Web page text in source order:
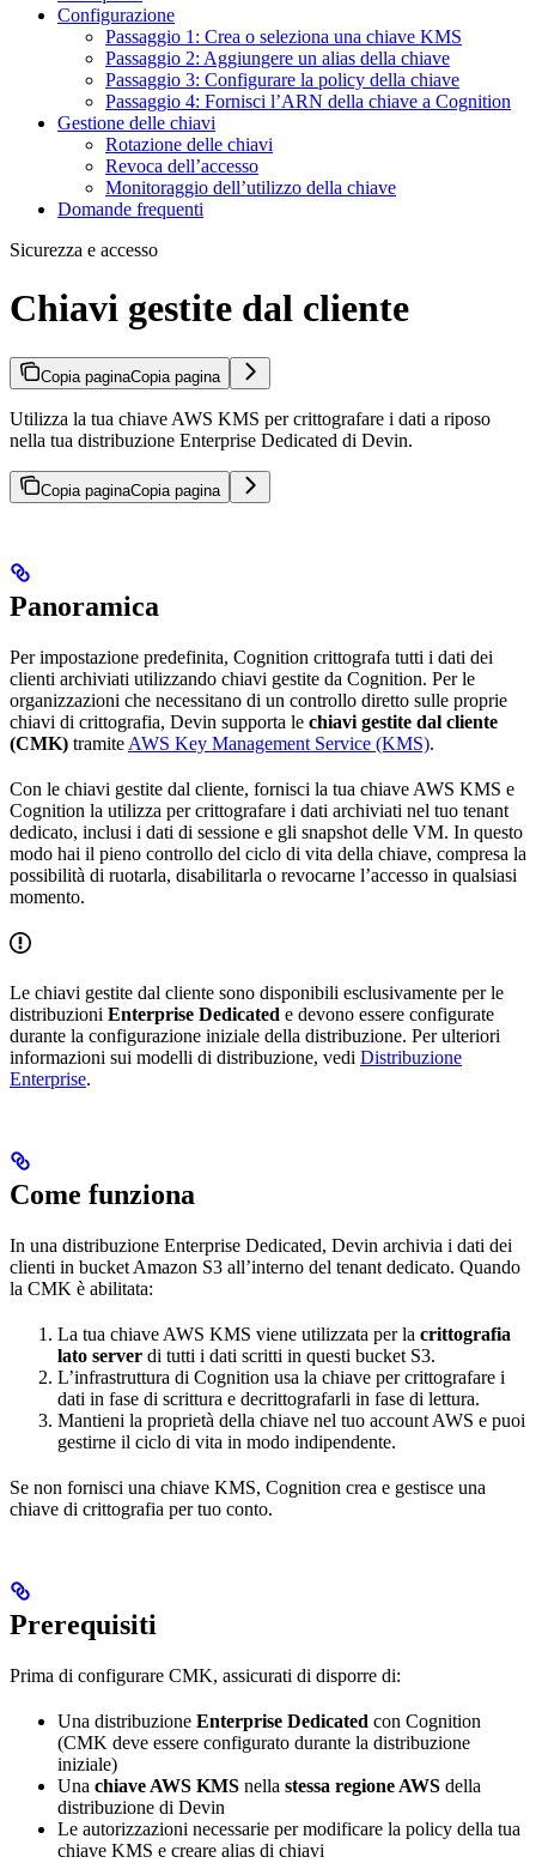
Configurazione
Passaggio 1: Crea o seleziona una chiave KMS
Passaggio 2: Aggiungere un alias della chiave
Passaggio 3: Configurare la policy della chiave
Passaggio 4: Fornisci l’ARN della chiave a Cognition
Gestione delle chiavi
Rotazione delle chiavi
Revoca dell’accesso
Monitoraggio dell’utilizzo della chiave
Domande frequenti
Sicurezza e accesso
Chiavi gestite dal cliente
Copia paginaCopia pagina
Utilizza la tua chiave AWS KMS per crittografare i dati a riposo
nella tua distribuzione Enterprise Dedicated di Devin.
Copia paginaCopia pagina
Panoramica
Per impostazione predefinita, Cognition crittografa tutti i dati dei
clienti archiviati utilizzando chiavi gestite da Cognition. Per le
organizzazioni che necessitano di un controllo diretto sulle proprie
chiavi di crittografia, Devin supporta le chiavi gestite dal cliente
(CMK) tramiteAWS Key Management Service (KMS).
Con le chiavi gestite dal cliente, fornisci la tua chiave AWS KMS e
Cognition la utilizza per crittografare i dati archiviati nel tuo tenant
dedicato, inclusi i dati di sessione e gli snapshot delle VM. In questo
modo hai il pieno controllo del ciclo di vita della chiave, compresa la
possibilità di ruotarla, disabilitarla o revocarne l’accesso in qualsiasi
momento.
Le chiavi gestite dal cliente sono disponibili esclusivamente per le
distribuzioni Enterprise Dedicated e devono essere configurate
durante la configurazione iniziale della distribuzione. Per ulteriori
informazioni sui modelli di distribuzione, vedi Distribuzione
Enterprise.
Come funziona
In una distribuzione Enterprise Dedicated, Devin archivia i dati dei
clienti in bucket Amazon S3 all’interno del tenant dedicato. Quando
la CMK è abilitata:
La tua chiave AWS KMS viene utilizzata per la crittografia
lato server di tutti i dati scritti in questi bucket S3.
L’infrastruttura di Cognition usa la chiave per crittografare i
dati in fase di scrittura e decrittografarli in fase di lettura.
Mantieni la proprietà della chiave nel tuo account AWS e puoi
gestirne il ciclo di vita in modo indipendente.
Se non fornisci una chiave KMS, Cognition crea e gestisce una
chiave di crittografia per tuo conto.
Prerequisiti
Prima di configurare CMK, assicurati di disporre di:
Una distribuzione Enterprise Dedicated con Cognition
(CMK deve essere configurato durante la distribuzione
iniziale)
Una chiave AWS KMS nella stessa regione AWS della
distribuzione di Devin
Le autorizzazioni necessarie per modificare la policy della tua
chiave KMS e creare alias di chiavi